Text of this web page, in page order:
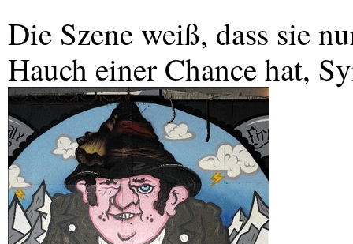
Die Szene weiß, dass sie
Hauch einer Chance hat,